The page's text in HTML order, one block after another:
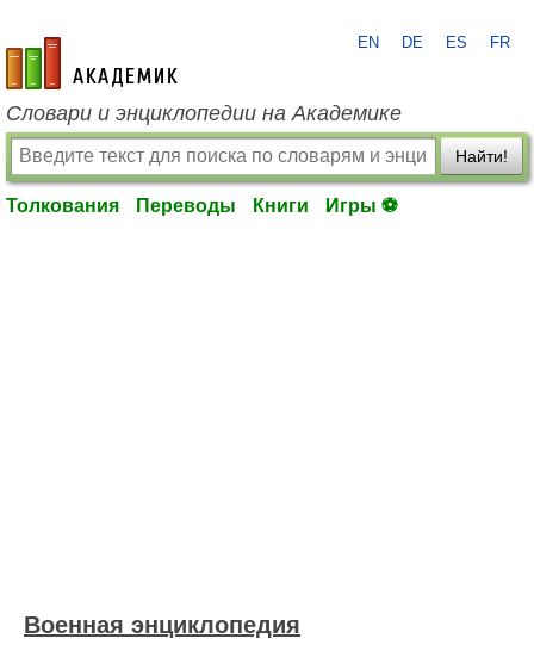
academic.ru
EN DE ES FR
Словари и энциклопедии на Академике
Найти!
Толкования Переводы Книги Игры ⚽
Военная энциклопедия